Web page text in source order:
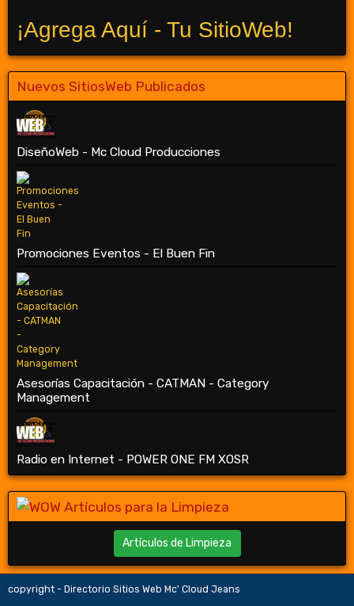
¡Agrega Aquí - Tu SitioWeb!
Nuevos SitiosWeb Publicados
DiseñoWeb - Mc Cloud Producciones
Promociones Eventos - El Buen Fin
Asesorías Capacitación - CATMAN - Category
Management
Radio en Internet - POWER ONE FM XOSR
Artículos de Limpieza
copyright - Directorio Sitios Web Mc' Cloud Jeans